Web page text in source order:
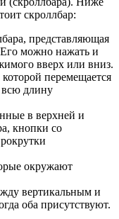
скроллбар:
представляющая
можно нажать и
вверх или вниз.
перемещается
всю длину
в верхней и
кнопки со
окружают
вертикальным и
оба присутствуют.